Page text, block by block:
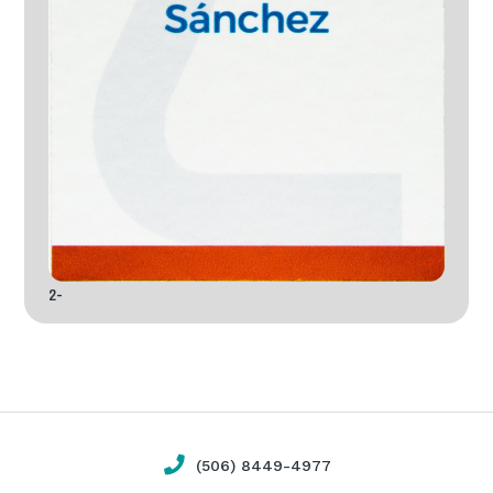
2-
(506) 8449-4977